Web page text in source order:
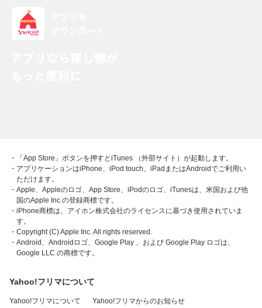
・「App Store」ボタンを押すとiTunes （外部サイト）が起動します。
・アプリケーションはiPhone、iPod touch、iPadまたはAndroidでご利用い
ただけます。
・Apple、Appleのロゴ、App Store、iPodのロゴ、iTunesは、米国および他
国のApple Inc.の登録商標です。
・iPhone商標は、アイホン株式会社のライセンスに基づき使用されていま
す。
・Copyright (C) Apple Inc. All rights reserved.
・Android、Androidロゴ、Google Play 、および Google Play ロゴは、
Google LLC の商標です。
Yahoo!フリマについて
Yahoo!フリマについて Yahoo!フリマからのお知らせ